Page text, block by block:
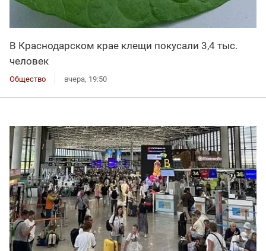
В Краснодарском крае клещи покусали 3,4 тыс.
человек
Общество вчера, 19:50